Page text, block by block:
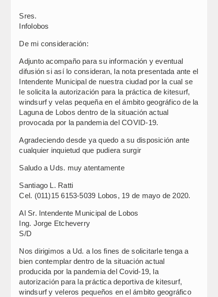
Sres.
Infolobos
De mi consideración:
Adjunto acompaño para su información y eventual
difusión si así lo consideran, la nota presentada ante el
Intendente Municipal de nuestra ciudad por la cual se
le solicita la autorización para la práctica de kitesurf,
windsurf y velas pequeña en el ámbito geográfico de la
Laguna de Lobos dentro de la situación actual
provocada por la pandemia del COVID-19.
Agradeciendo desde ya quedo a su disposición ante
cualquier inquietud que pudiera surgir
Saludo a Uds. muy atentamente
Santiago L. Ratti
Cel. (011)15 6153-5039 Lobos, 19 de mayo de 2020.
Al Sr. Intendente Municipal de Lobos
Ing. Jorge Etcheverry
S/D
Nos dirigimos a Ud. a los fines de solicitarle tenga a
bien contemplar dentro de la situación actual
producida por la pandemia del Covid-19, la
autorización para la práctica deportiva de kitesurf,
windsurf y veleros pequeños en el ámbito geográfico